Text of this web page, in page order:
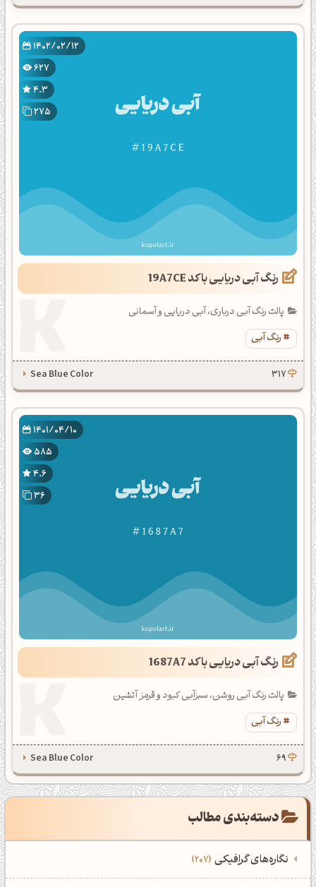
1402/02/12
627
4.3
275
رنگ آبی دریایی با کد 19A7CE
پالت رنگ آبی درباری، آبی دریایی و آسمانی
رنگ آبی
317
Sea Blue Color
1401/04/10
585
4.6
36
رنگ آبی دریایی با کد 1687A7
پالت رنگ آبی روشن، سبزآبی کبود و قرمز آتشین
رنگ آبی
69
Sea Blue Color
دسته‌بندی مطالب
نگاره‌های گرافیکی 207